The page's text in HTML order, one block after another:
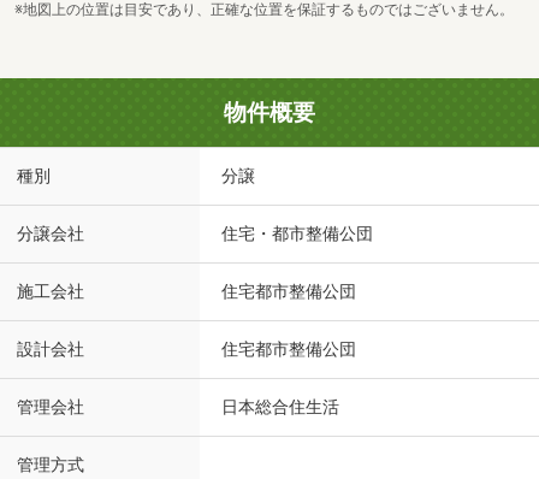
※地図上の位置は目安であり、正確な位置を保証するものではございません。
物件概要
種別 分譲
分譲会社 住宅・都市整備公団
施工会社 住宅都市整備公団
設計会社 住宅都市整備公団
管理会社 日本総合住生活
管理方式